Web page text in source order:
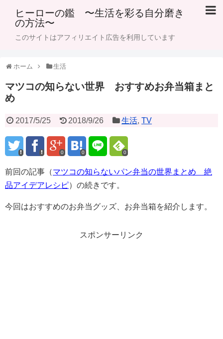
ヒーローの鑑 〜生活を彩る自分磨き
の方法〜
このサイトはアフィリエイト広告を利用しています
ホーム 生活
マツコの知らない世界 おすすめお弁当箱まと
め
2017/5/25 2018/9/26 生活,TV
0 0 0
前回の記事（マツコの知らないパン弁当の世界まとめ 絶
品アイデアレシピ）の続きです。
今回はおすすめのお弁当グッズ、お弁当箱を紹介します。
スポンサーリンク